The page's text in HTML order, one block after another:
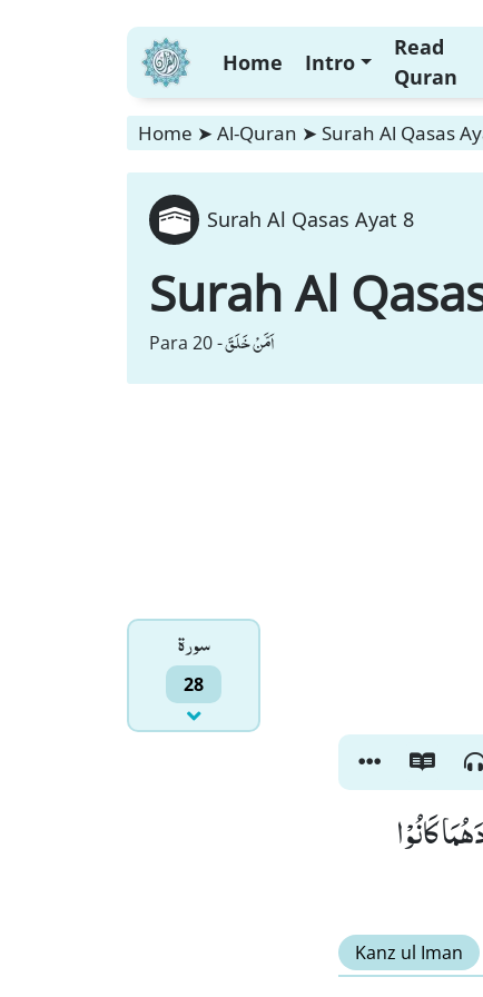
Home Intro
Read
Quran
Home ➤ Al-Quran ➤ Surah Al Qasas
Surah Al Qasas Ayat 8
Surah Al
Para 20 -اَمَّنْ خَلَقَ
سورۃ
28
كَانُوْا
Kanz ul Iman